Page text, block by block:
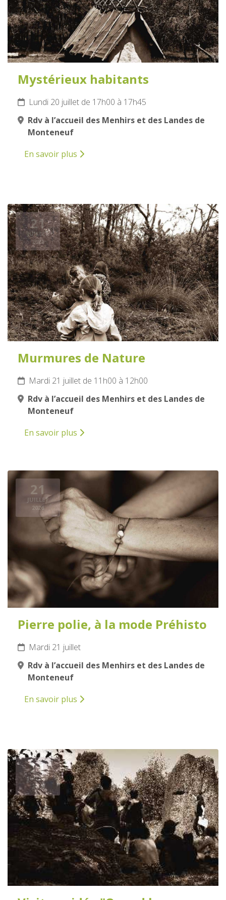
Mystérieux habitants
Lundi 20 juillet de 17h00 à 17h45
Rdv à l’accueil des Menhirs et des Landes de
Monteneuf
En savoir plus
21
JUILLET
2026
Murmures de Nature
Mardi 21 juillet de 11h00 à 12h00
Rdv à l’accueil des Menhirs et des Landes de
Monteneuf
En savoir plus
21
JUILLET
2026
Pierre polie, à la mode Préhisto
Mardi 21 juillet
Rdv à l’accueil des Menhirs et des Landes de
Monteneuf
En savoir plus
21
JUILLET
2026